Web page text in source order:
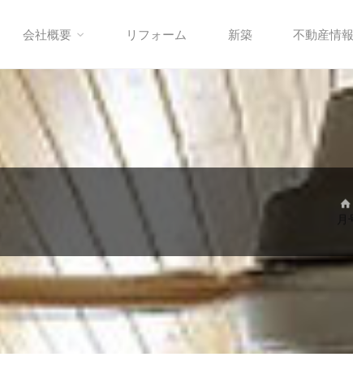
会社概要 リフォーム 新築 不動産情報